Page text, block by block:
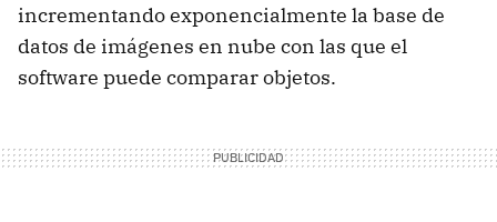
incrementando exponencialmente la base de
datos de imágenes en nube con las que el
software puede comparar objetos.